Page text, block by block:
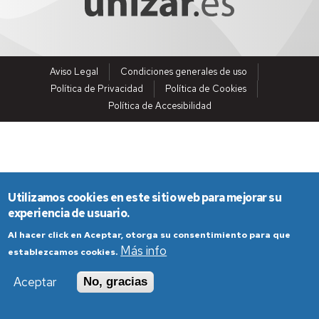
Aviso Legal
Condiciones generales de uso
Política de Privacidad
Política de Cookies
Política de Accesibilidad
Utilizamos cookies en este sitio web para mejorar su
experiencia de usuario.
Al hacer click en Aceptar, otorga su consentimiento para que
establezcamos cookies. Más info
Aceptar
No, gracias